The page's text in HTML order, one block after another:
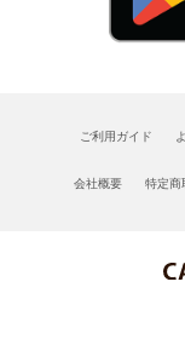
ご利用ガイド
会社概要 特定商